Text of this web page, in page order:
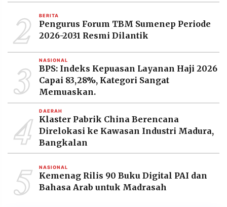
2 BERITA
Pengurus Forum TBM Sumenep Periode
2026-2031 Resmi Dilantik
3 NASIONAL
BPS: Indeks Kepuasan Layanan Haji 2026
Capai 83,28%, Kategori Sangat
Memuaskan.
4 DAERAH
Klaster Pabrik China Berencana
Direlokasi ke Kawasan Industri Madura,
Bangkalan
5 NASIONAL
Kemenag Rilis 90 Buku Digital PAI dan
Bahasa Arab untuk Madrasah